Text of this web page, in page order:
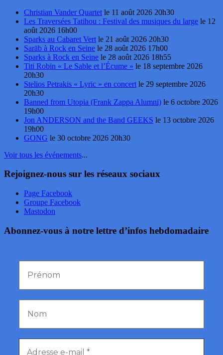
Christian Vander Quartet le 11 août 2026 20h30
Les Traversées Tatihou : Festival des musiques du large le 12
août 2026 16h00
Sparks au Cabaret Vert le 21 août 2026 20h30
Sarāb à Rock en Seine le 28 août 2026 17h00
Sparks à Rock en Seine le 28 août 2026 18h55
Titi Robin « Le Sable et l’Écume » le 18 septembre 2026
20h30
Stelios Petrakis « Lyric » en concert le 29 septembre 2026
20h30
Banned from Utopia (Frank Zappa Alumni) le 6 octobre 2026
19h00
Jon ANDERSON and the Band GEEKS le 13 octobre 2026
19h00
GONG le 30 octobre 2026 20h30
Voir tous les événements...
Rejoignez-nous sur les réseaux sociaux
Page Facebook
Groupe Facebook
Mastodon
Abonnez-vous à notre lettre d’infos hebdomadaire